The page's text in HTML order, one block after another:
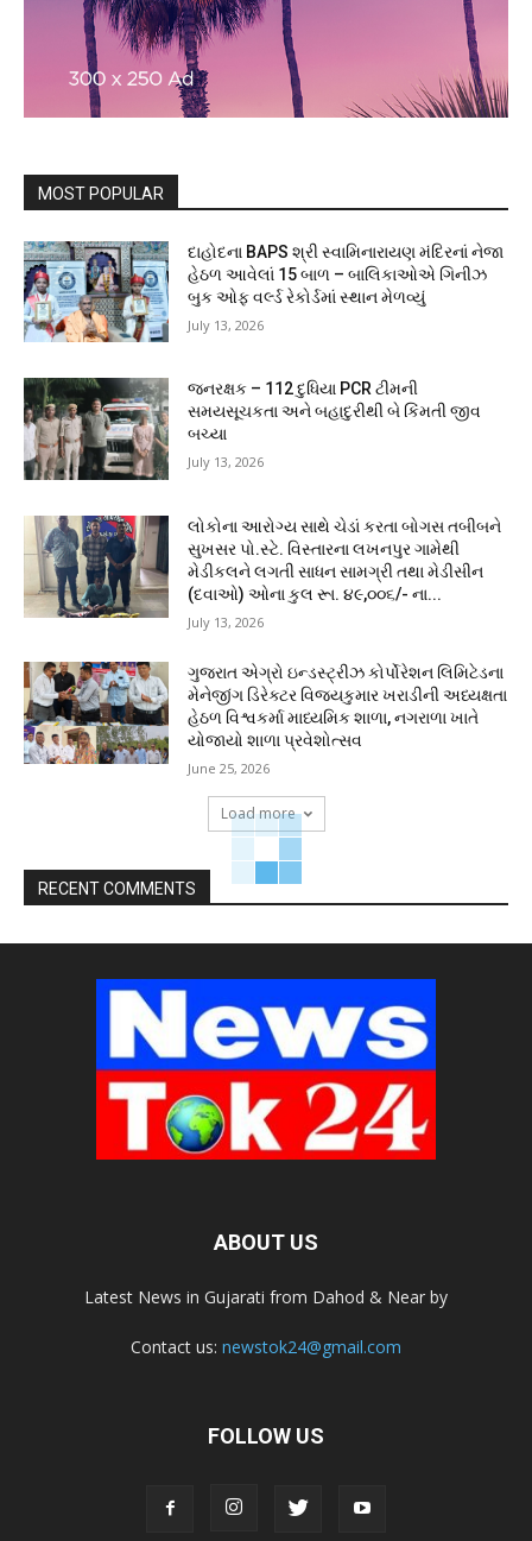
MOST POPULAR
દાહોદના BAPS શ્રી સ્વામિનારાયણ મંદિરનાં નેજા
હેઠળ આવેલાં 15 બાળ – બાલિકાઓએ ગિનીઝ
બુક ઓફ વર્લ્ડ રેકોર્ડમાં સ્થાન મેળવ્યું
July 13, 2026
જનરક્ષક – 112 દુધિયા PCR ટીમની
સમયસૂચકતા અને બહાદુરીથી બે કિંમતી જીવ
બચ્યા
July 13, 2026
લોકોના આરોગ્ય સાથે ચેડાં કરતા બોગસ તબીબને
સુખસર પો.સ્ટે. વિસ્તારના લખનપુર ગામેથી
મેડીકલને લગતી સાધન સામગ્રી તથા મેડીસીન
(દવાઓ) ઓના કુલ રૂા. ૪૯,૦૦૬/- ના...
July 13, 2026
ગુજરાત એગ્રો ઇન્ડસ્ટ્રીઝ કોર્પોરેશન લિમિટેડના
મેનેજીંગ ડિરેક્ટર વિજયકુમાર ખરાડીની અધ્યક્ષતા
હેઠળ વિશ્વકર્મા માધ્યમિક શાળા, નગરાળા ખાતે
યોજાયો શાળા પ્રવેશોત્સવ
June 25, 2026
Load more
RECENT COMMENTS
ABOUT US
Latest News in Gujarati from Dahod & Near by
Contact us: newstok24@gmail.com
FOLLOW US